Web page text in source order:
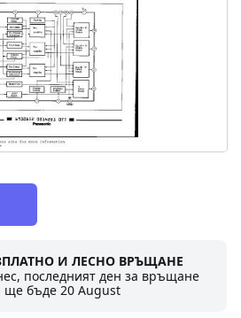
И ЛЕСНО ВРЪЩАНЕ
последният ден за връщане
ще бъде20 August